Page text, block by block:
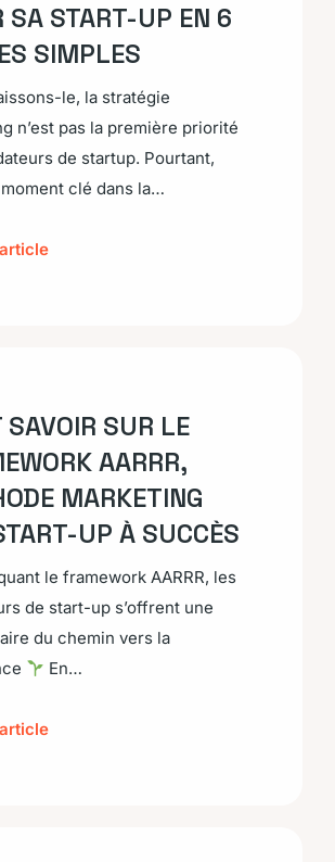
SA START-UP EN 6
SIMPLES
le, la stratégie
n’est pas la première priorité
de startup. Pourtant,
moment clé dans la…
SAVOIR SUR LE
AARRR,
MARKETING
UP À SUCCÈS
le framework AARRR, les
de start-up s’offrent une
du chemin vers la
En…